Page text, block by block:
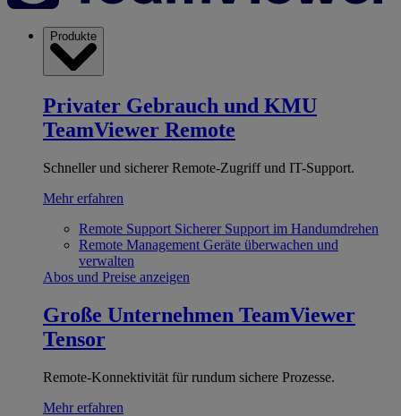
Produkte
Privater Gebrauch und KMU
TeamViewer Remote
Schneller und sicherer Remote-Zugriff und IT-Support.
Mehr erfahren
Remote Support Sicherer Support im Handumdrehen
Remote Management Geräte überwachen und
verwalten
Abos und Preise anzeigen
Große Unternehmen TeamViewer
Tensor
Remote-Konnektivität für rundum sichere Prozesse.
Mehr erfahren